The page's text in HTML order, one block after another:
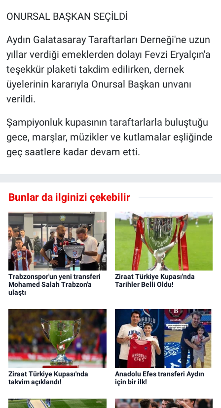
ONURSAL BAŞKAN SEÇİLDİ
Aydın Galatasaray Taraftarları Derneği'ne uzun
yıllar verdiği emeklerden dolayı Fevzi Eryalçın'a
teşekkür plaketi takdim edilirken, dernek
üyelerinin kararıyla Onursal Başkan unvanı
verildi.
Şampiyonluk kupasının taraftarlarla buluştuğu
gece, marşlar, müzikler ve kutlamalar eşliğinde
geç saatlere kadar devam etti.
Bunlar da ilginizi çekebilir
Trabzonspor'un yeni transferi
Mohamed Salah Trabzon'a
ulaştı
Ziraat Türkiye Kupası'nda
Tarihler Belli Oldu!
Ziraat Türkiye Kupası'nda
takvim açıklandı!
Anadolu Efes transferi Aydın
için bir ilk!